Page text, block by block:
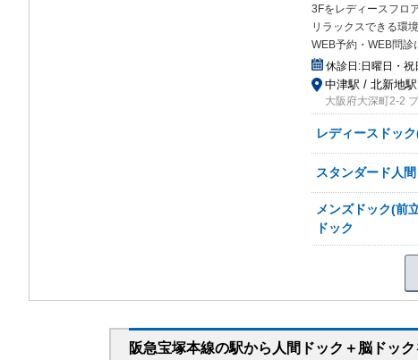
3Fをレディースフロ
リラックスできる環境
WEB予約・WEB問診
休診日:日曜日・
中津駅 / 北新地
大阪府大深町2-2
レディースドッ
スタンダード人
メンズドック(前
ドック
阪急宝塚本線の駅から 人間ドック＋脳ドッ